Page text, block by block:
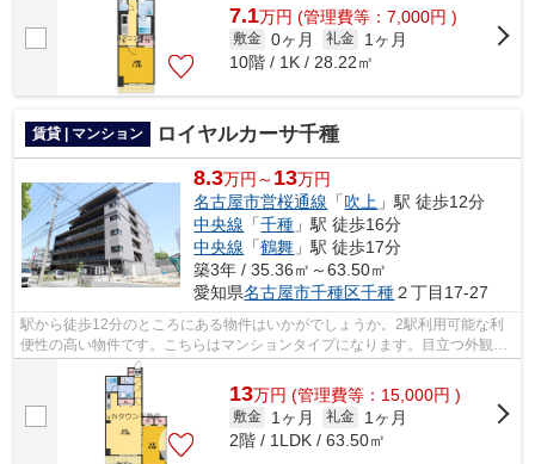
7.1万円 (管理費等：7,000円 )
敷金 0ヶ月 礼金
1ヶ月
10階 / 1K / 28.22㎡
賃貸 | マンション ロイヤルカーサ千種
8.3万円～ 13万円
名古屋市営桜通線 「吹上 」駅 徒歩12分
中央線 「千種 」駅 徒歩16分
中央線 「鶴舞 」駅 徒歩17分
築3年 / 35.36㎡～63.50㎡
愛知県名古屋市千種区千種２丁目17-27
駅から徒歩12分のところにある物件はいかがでしょうか。2駅利用可能な利
便性の高い物件です。こちらはマンションタイプになります。目立つ外観と
洗練された設計の内装を持つデザイナー...
13万円 (管理費等：15,000円 )
敷金 1ヶ月 礼金
1ヶ月
2階 / 1LDK / 63.50㎡